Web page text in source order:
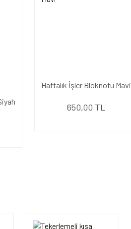
Haftalık İşler Bloknotu Mavi
650,00 TL